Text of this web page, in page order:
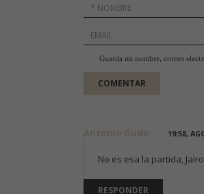
Guarda mi nombre, correo
Antonio Gude 19:58,
No es esa la partida,
RESPONDER